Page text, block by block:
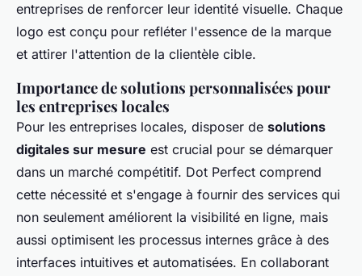
entreprises de renforcer leur identité visuelle. Chaque
logo est conçu pour refléter l'essence de la marque
et attirer l'attention de la clientèle cible.
Importance de solutions personnalisées pour
les entreprises locales
Pour les entreprises locales, disposer de solutions
digitales sur mesure est crucial pour se démarquer
dans un marché compétitif. Dot Perfect comprend
cette nécessité et s'engage à fournir des services qui
non seulement améliorent la visibilité en ligne, mais
aussi optimisent les processus internes grâce à des
interfaces intuitives et automatisées. En collaborant